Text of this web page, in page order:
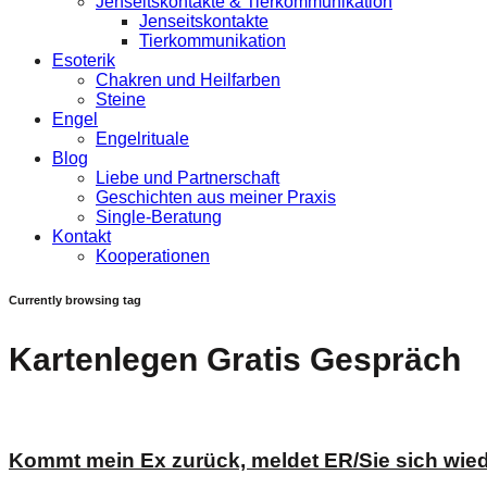
Jenseitskontakte
Tierkommunikation
Esoterik
Chakren und Heilfarben
Steine
Engel
Engelrituale
Blog
Liebe und Partnerschaft
Geschichten aus meiner Praxis
Single-Beratung
Kontakt
Kooperationen
Currently browsing tag
Kartenlegen Gratis Gespräch
Kommt mein Ex zurück, meldet ER/Sie sich